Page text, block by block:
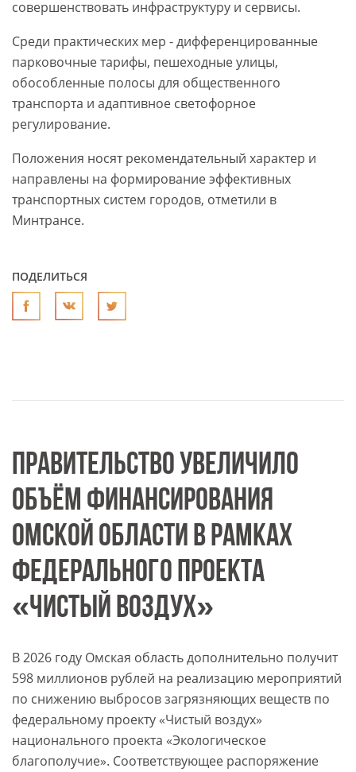
совершенствовать инфраструктуру и сервисы.
Среди практических мер - дифференцированные
парковочные тарифы, пешеходные улицы,
обособленные полосы для общественного
транспорта и адаптивное светофорное
регулирование.
Положения носят рекомендательный характер и
направлены на формирование эффективных
транспортных систем городов, отметили в
Минтрансе.
ПОДЕЛИТЬСЯ
ПРАВИТЕЛЬСТВО УВЕЛИЧИЛО
ОБЪЁМ ФИНАНСИРОВАНИЯ
ОМСКОЙ ОБЛАСТИ В РАМКАХ
ФЕДЕРАЛЬНОГО ПРОЕКТА
«ЧИСТЫЙ ВОЗДУХ»
В 2026 году Омская область дополнительно получит
598 миллионов рублей на реализацию мероприятий
по снижению выбросов загрязняющих веществ по
федеральному проекту «Чистый воздух»
национального проекта «Экологическое
благополучие». Соответствующее распоряжение